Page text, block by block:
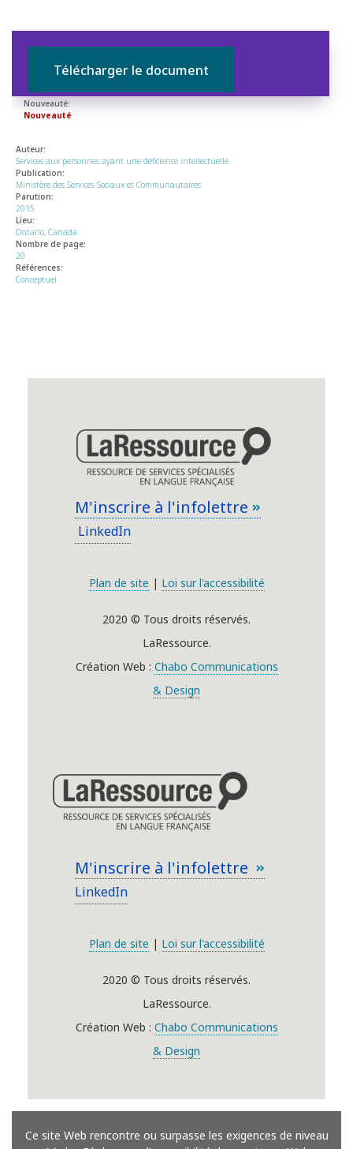
Télécharger le document
Nouveauté:
Nouveauté
Auteur:
Services aux personnes ayant une déficience intellectuelle
Publication:
Ministère des Services Sociaux et Communautaires
Parution:
2015
Lieu:
Ontario, Canada
Nombre de page:
20
Références:
Conceptuel
M'inscrire à l'infolettre
LinkedIn
Plan de site | Loi sur l'accessibilité
2020 © Tous droits réservés.
LaRessource.
Création Web : Chabo Communications
& Design
M'inscrire à l'infolettre
LinkedIn
Plan de site | Loi sur l'accessibilité
2020 © Tous droits réservés.
LaRessource.
Création Web : Chabo Communications
& Design
Ce site Web rencontre ou surpasse les exigences de niveau